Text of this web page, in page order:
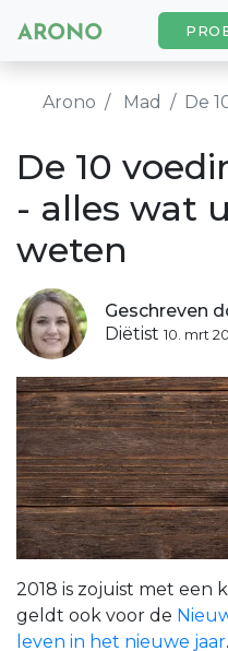
Arono Mad De 10
De 10
- alles wat
weten
Geschreven
Diëtist 10. mrt
2018 is zojuist met een
geldt ook voor de
leven in het nieuwe jaar.